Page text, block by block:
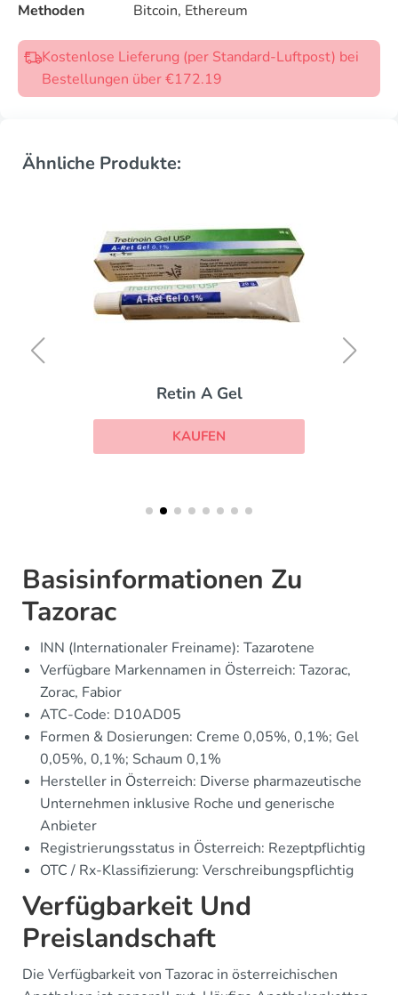
Methoden
Bitcoin, Ethereum
Kostenlose Lieferung (per Standard-Luftpost) bei
Bestellungen über €172.19
Ähnliche Produkte:
Retin A Gel
KAUFEN
Basisinformationen Zu
Tazorac
INN (Internationaler Freiname): Tazarotene
Verfügbare Markennamen in Österreich: Tazorac,
Zorac, Fabior
ATC-Code: D10AD05
Formen & Dosierungen: Creme 0,05%, 0,1%; Gel
0,05%, 0,1%; Schaum 0,1%
Hersteller in Österreich: Diverse pharmazeutische
Unternehmen inklusive Roche und generische
Anbieter
Registrierungsstatus in Österreich: Rezeptpflichtig
OTC / Rx-Klassifizierung: Verschreibungspflichtig
Verfügbarkeit Und
Preislandschaft
Die Verfügbarkeit von Tazorac in österreichischen